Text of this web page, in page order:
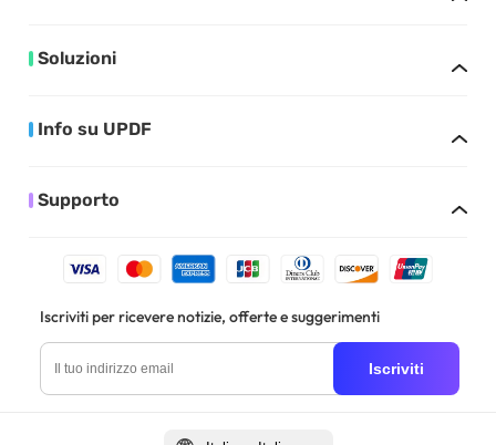
Soluzioni
Info su UPDF
Supporto
Iscriviti per ricevere notizie, offerte e suggerimenti
Iscriviti